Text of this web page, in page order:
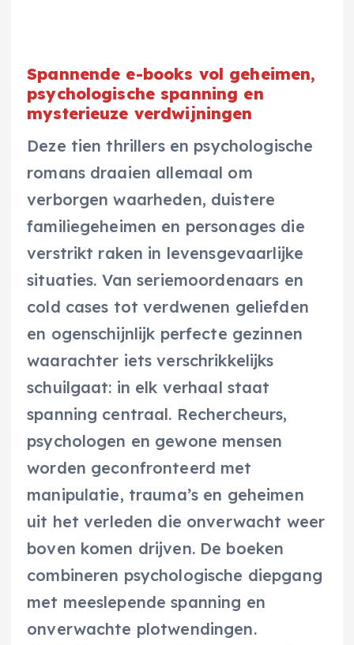
Spannende e-books vol geheimen,
psychologische spanning en
mysterieuze verdwijningen
Deze tien thrillers en psychologische
romans draaien allemaal om
verborgen waarheden, duistere
familiegeheimen en personages die
verstrikt raken in levensgevaarlijke
situaties. Van seriemoordenaars en
cold cases tot verdwenen geliefden
en ogenschijnlijk perfecte gezinnen
waarachter iets verschrikkelijks
schuilgaat: in elk verhaal staat
spanning centraal. Rechercheurs,
psychologen en gewone mensen
worden geconfronteerd met
manipulatie, trauma’s en geheimen
uit het verleden die onverwacht weer
boven komen drijven. De boeken
combineren psychologische diepgang
met meeslepende spanning en
onverwachte plotwendingen.